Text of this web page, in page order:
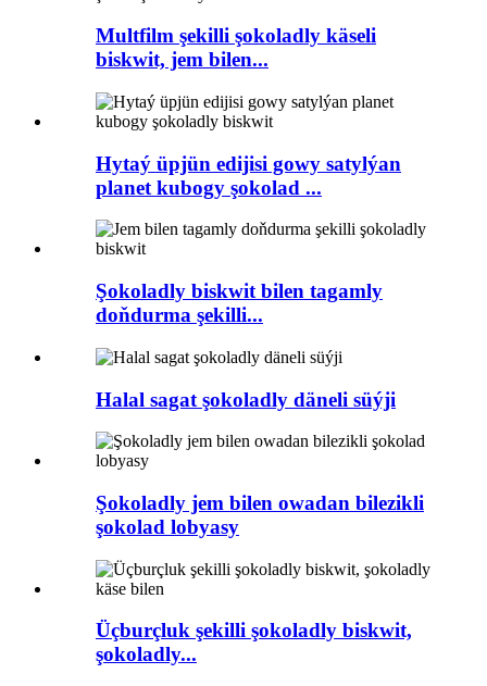
Multfilm şekilli şokoladly käseli
biskwit, jem bilen...
Hytaý üpjün edijisi gowy satylýan
planet kubogy şokolad ...
Şokoladly biskwit bilen tagamly
doňdurma şekilli...
Halal sagat şokoladly däneli süýji
Şokoladly jem bilen owadan bilezikli
şokolad lobyasy
Üçburçluk şekilli şokoladly biskwit,
şokoladly...